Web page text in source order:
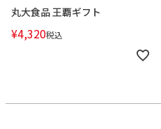
丸大食品 王覇ギフト
¥4,320税込